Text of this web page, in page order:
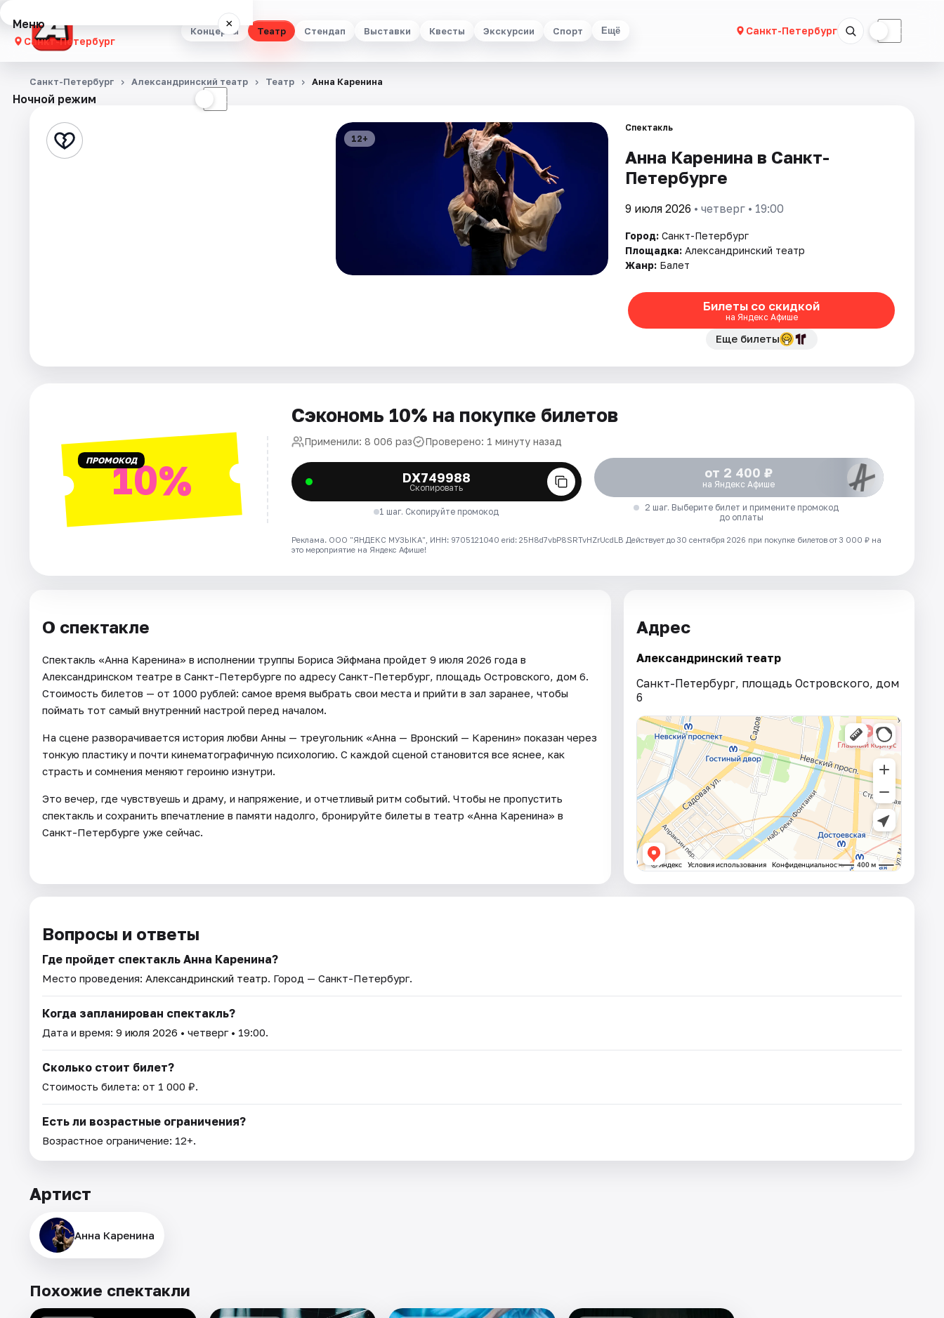
Концерты Театр Стендап Выставки Квесты Экскурсии Спорт Ещё Санкт-Петербург ☾
Меню ×
Санкт-Петербург
Концерты
Стендап
Рейтинги
Ночной режим ☾
Санкт-Петербург Александринский театр Театр Анна Каренина
12+
Спектакль
Анна Каренина в Санкт-
Петербурге
9 июля 2026 • четверг • 19:00
Город: Санкт-Петербург
Площадка: Александринский театр
Жанр: Балет
Билеты со скидкой
на Яндекс Афише
Еще билеты
ПРОМОКОД10%
Сэкономь 10% на покупке билетов
Применили: 8 006 раз Проверено: 1 минуту назад
DX749988
Скопировать
1 шаг. Скопируйте промокод
от 2 400 ₽
на Яндекс Афише
2 шаг. Выберите билет и примените промокод
до оплаты
Реклама. ООО "ЯНДЕКС МУЗЫКА", ИНН: 9705121040 erid: 25H8d7vbP8SRTvHZrUcdLB Действует до 30 сентября 2026 при покупке билетов от 3 000 ₽ на
это мероприятие на Яндекс Афише!
О спектакле
Спектакль «Анна Каренина» в исполнении труппы Бориса Эйфмана пройдет 9 июля 2026 года в
Александринском театре в Санкт-Петербурге по адресу Санкт-Петербург, площадь Островского, дом 6.
Стоимость билетов — от 1000 рублей: самое время выбрать свои места и прийти в зал заранее, чтобы
поймать тот самый внутренний настрой перед началом.
На сцене разворачивается история любви Анны — треугольник «Анна — Вронский — Каренин» показан через
тонкую пластику и почти кинематографичную психологию. С каждой сценой становится все яснее, как
страсть и сомнения меняют героиню изнутри.
Это вечер, где чувствуешь и драму, и напряжение, и отчетливый ритм событий. Чтобы не пропустить
спектакль и сохранить впечатление в памяти надолго, бронируйте билеты в театр «Анна Каренина» в
Санкт-Петербурге уже сейчас.
Адрес
Александринский театр
Санкт-Петербург, площадь Островского, дом
6
Вопросы и ответы
Где пройдет спектакль Анна Каренина?
Место проведения: Александринский театр. Город — Санкт-Петербург.
Когда запланирован спектакль?
Дата и время: 9 июля 2026 • четверг • 19:00.
Сколько стоит билет?
Стоимость билета: от 1 000 ₽.
Есть ли возрастные ограничения?
Возрастное ограничение: 12+.
Артист
Анна Каренина
Похожие спектакли